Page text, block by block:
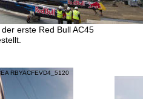
RBYACFEVD4_5120
erste Red Bull AC45